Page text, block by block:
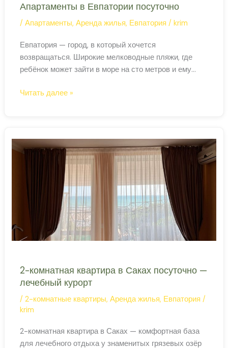
Апартаменты в Евпатории посуточно
/Апартаменты,Аренда жилья, Евпатория /krim
Евпатория — город, в который хочется
возвращаться. Широкие мелководные пляжи, где
ребёнок может зайти в море на сто метров и ему
турецкими банями, которые работают до сих пор.
Апартаменты
Читать далее »
2-комнатная квартира в Саках посуточно —
лечебный курорт
/2-комнатные квартиры,Аренда жилья, Евпатория /
krim
2-комнатная квартира в Саках — комфортная база
для лечебного отдыха у знаменитых грязевых озёр